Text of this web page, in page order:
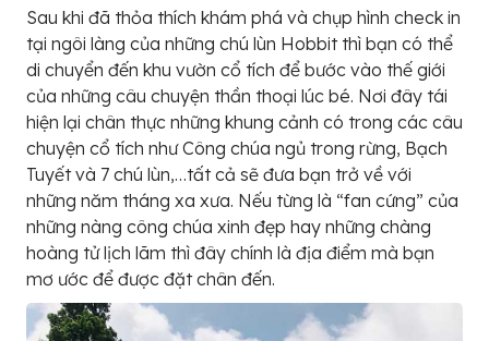
Sau khi đã thỏa thích khám phá và chụp hình check in
tại ngôi làng của những chú lùn Hobbit thì bạn có thể
di chuyển đến khu vườn cổ tích để bước vào thế giới
của những câu chuyện thần thoại lúc bé. Nơi đây tái
hiện lại chân thực những khung cảnh có trong các câu
chuyện cổ tích như Công chúa ngủ trong rừng, Bạch
Tuyết và 7 chú lùn,…tất cả sẽ đưa bạn trở về với
những năm tháng xa xưa. Nếu từng là “fan cứng” của
những nàng công chúa xinh đẹp hay những chàng
hoàng tử lịch lãm thì đây chính là địa điểm mà bạn
mơ ước để được đặt chân đến.